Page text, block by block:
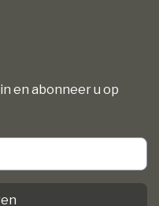
en abonneer u op